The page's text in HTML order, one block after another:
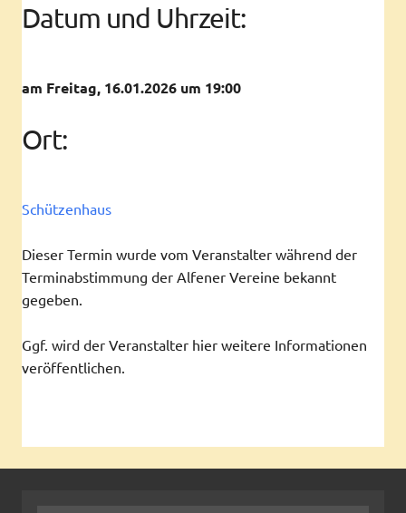
Datum und Uhrzeit:
am Freitag, 16.01.2026 um 19:00
Ort:
Schützenhaus
Dieser Termin wurde vom Veranstalter während der
Terminabstimmung der Alfener Vereine bekannt
gegeben.
Ggf. wird der Veranstalter hier weitere Informationen
veröffentlichen.